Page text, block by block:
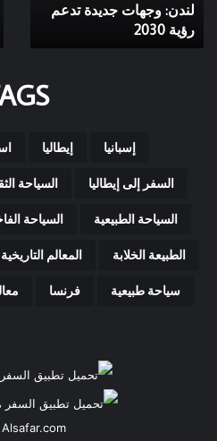
جديدة
تدعم
رؤية
لندن: وجهات جديدة تدعم
رؤية 2030
إسبانيا إيطاليا
السفر إلى إيطاليا السياحة
السياحة الطبيعية السياحة
الطبيعة الخلابة المعالم التاريخية
سياحة طبيعية فرنسا
Alsafar.com السفر